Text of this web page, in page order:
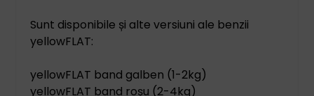
Sunt disponibile și alte versiuni ale benzii
yellowFLAT:
yellowFLAT band galben (1-2kg)
yellowFLAT band roșu (2-4kg)